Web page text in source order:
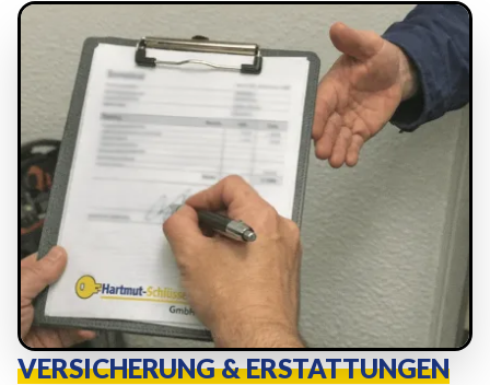
VERSICHERUNG & ERSTATTUNGEN